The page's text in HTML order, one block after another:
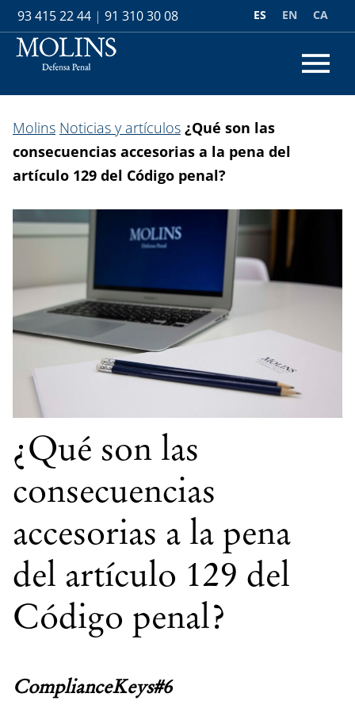
93 415 22 44 | 91 310 30 08 CA
EN
ES
Molins Noticias y artículos ¿Qué son las
consecuencias accesorias a la pena del
artículo 129 del Código penal?
¿Qué son las
consecuencias
accesorias a la pena
del artículo 129 del
Código penal?
ComplianceKeys#6